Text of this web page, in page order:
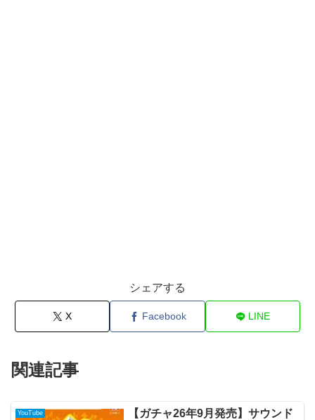
シェアする
X Facebook LINE
関連記事
YouTube
【ガチャ26年9月発売】サウンド